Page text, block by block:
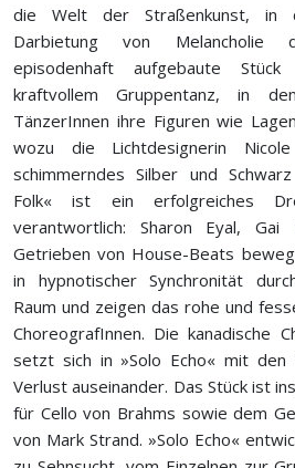
die Welt der Straßenkunst, in
Darbietung von Melancholie
episodenhaft aufgebaute
kraftvollem Gruppentanz, in
TänzerInnen ihre Figuren wie
wozu die Lichtdesignerin
schimmerndes Silber und
Folk« ist ein erfolgreiches
verantwortlich: Sharon Eyal,
Getrieben von House-Beats
in hypnotischer Synchronität
Raum und zeigen das rohe und
ChoreografInnen. Die kanadische
setzt sich in »Solo Echo« mit den
Verlust auseinander. Das Stück ist
für Cello von Brahms sowie dem
von Mark Strand. »Solo Echo«